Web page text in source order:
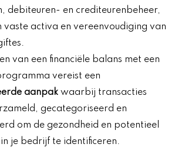
debiteuren- en crediteurenbeheer,
vaste activa en vereenvoudiging van
van een financiële balans met een
vereist een
aanpak waarbij transacties
gecategoriseerd en
om de gezondheid en potentieel
je bedrijf te identificeren.